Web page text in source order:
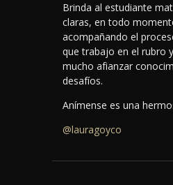
Brinda al estudiante
claras, en todo
acompañando el
que trabajo en el rubro
mucho afianzar
desafíos.
Anímense es una
@lauragoyco